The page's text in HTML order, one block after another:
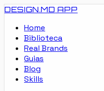
DESIGN.MD APP
Home
Biblioteca
Real Brands
Guias
Blog
Skills